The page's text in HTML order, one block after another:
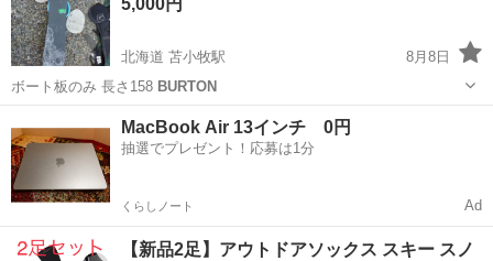
北海道 苫小牧駅
8月8日
ボート板のみ 長さ158 BURTON
苫小牧市 苫小牧駅 スノーボード
MacBook Air 13インチ 0円
抽選でプレゼント！応募は1分
くらしノート Ad
【新品2足】アウトドアソックス スキー スノ